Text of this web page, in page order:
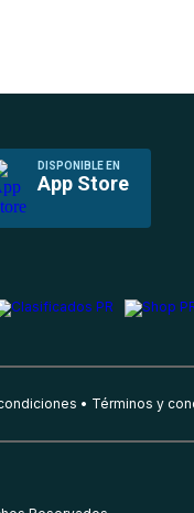
DISPONIBLE EN
App Store
Términos y